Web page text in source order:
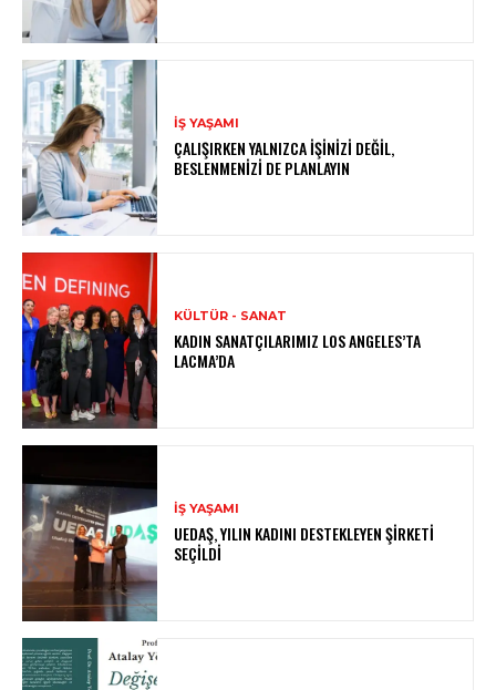
İŞ YAŞAMI
ÇALIŞIRKEN YALNIZCA İŞINIZI DEĞIL,
BESLENMENIZI DE PLANLAYIN
KÜLTÜR - SANAT
KADIN SANATÇILARIMIZ LOS ANGELES’TA
LACMA’DA
İŞ YAŞAMI
UEDAŞ, YILIN KADINI DESTEKLEYEN ŞIRKETI
SEÇILDI